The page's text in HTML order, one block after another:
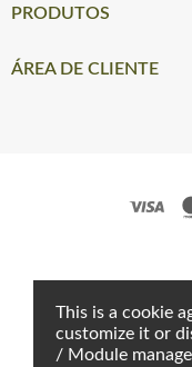
This is a cookie
customize it or
/ Module
Mel
PRODUTOS
ÁREA DE CLIENTE